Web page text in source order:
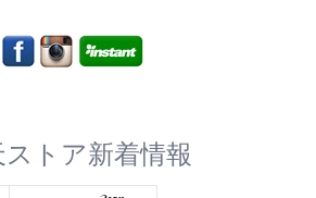
ストア新着情報